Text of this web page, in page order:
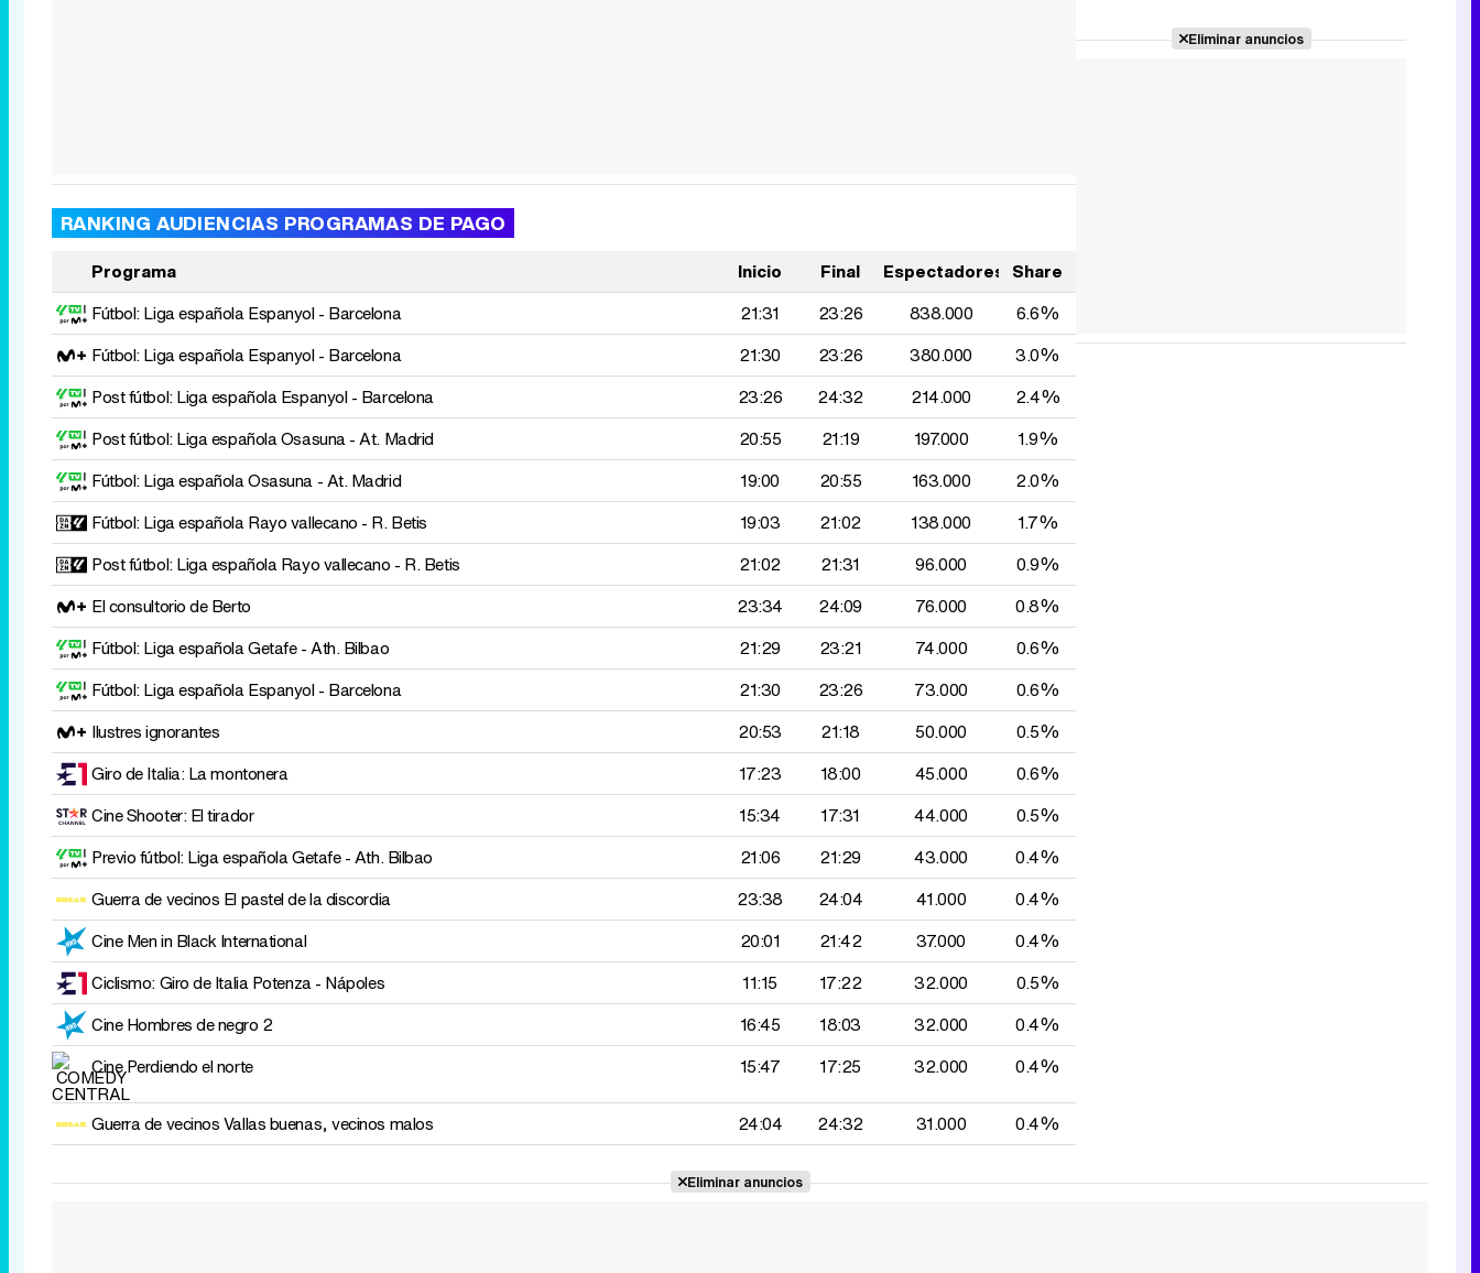
RANKING AUDIENCIAS PROGRAMAS DE PAGO
Programa Inicio Final Espectadores Share
Fútbol: Liga españolaEspanyol - Barcelona 21:31 23:26 838.000
6.6%
Fútbol: Liga españolaEspanyol - Barcelona 21:30 23:26 380.000
3.0%
Post fútbol: Liga españolaEspanyol - Barcelona 23:26 24:32 214.000
2.4%
Post fútbol: Liga españolaOsasuna - At. Madrid 20:55 21:19 197.000
1.9%
Fútbol: Liga españolaOsasuna - At. Madrid 19:00 20:55 163.000
2.0%
Fútbol: Liga españolaRayo vallecano - R. Betis 19:03 21:02 138.000
1.7%
Post fútbol: Liga españolaRayo vallecano - R. Betis 21:02 21:31 96.000
0.9%
El consultorio de Berto
23:34 24:09 76.000
0.8%
Fútbol: Liga españolaGetafe - Ath. Bilbao 21:29 23:21 74.000
0.6%
Fútbol: Liga españolaEspanyol - Barcelona 21:30 23:26 73.000
0.6%
Ilustres ignorantes
20:53 21:18 50.000
0.5%
Giro de Italia: La montonera
17:23 18:00 45.000
0.6%
CineShooter: El tirador 15:34 17:31 44.000
0.5%
Previo fútbol: Liga españolaGetafe - Ath. Bilbao 21:06 21:29 43.000
0.4%
Guerra de vecinos El pastel de la discordia 23:38 24:04 41.000
0.4%
CineMen in Black International 20:01 21:42 37.000
0.4%
Ciclismo: Giro de ItaliaPotenza - Nápoles 11:15 17:22 32.000
0.5%
CineHombres de negro 2 16:45 18:03 32.000
0.4%
CinePerdiendo el norte 15:47 17:25 32.000 0.4%
Guerra de vecinosVallas buenas, vecinos malos 24:04 24:32 31.000 0.4%
Eliminar anuncios
Eliminar anuncios